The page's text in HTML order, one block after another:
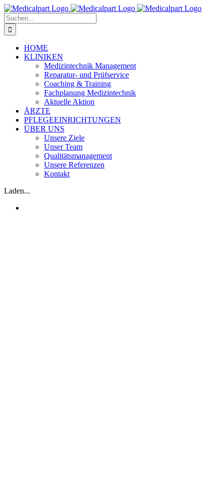
Zum
Inhalt
springen
Suche
nach:
HOME
KLINIKEN
Medizintechnik Management
Reparatur- und Prüfservice
Coaching & Training
Fachplanung Medizintechnik
Aktuelle Aktion
ÄRZTE
PFLEGEEINRICHTUNGEN
ÜBER UNS
Unsere Ziele
Unser Team
Qualitätsmanagement
Unsere Referenzen
Kontakt
Laden...